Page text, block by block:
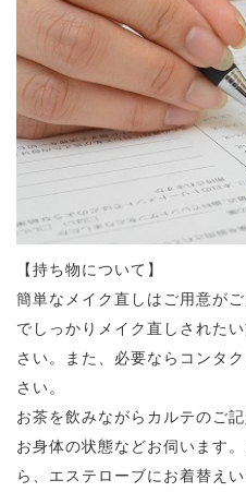
【持ち物について】
簡単なメイク直しはご用意が
でしっかりメイク直しされた
さい。また、必要ならコンタ
さい。
お茶を飲みながらカルテのご
お身体の状態などお伺います
ら、エステローブにお着替えい